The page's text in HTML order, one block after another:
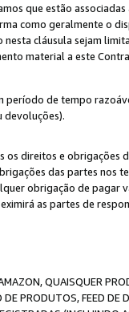
que estão
como geralmente o
cláusula sejam
material a este
período de tempo
devoluções).
direitos e obrigações
das partes nos
obrigação de
as partes de
QUAISQUER
PRODUTOS, FEED